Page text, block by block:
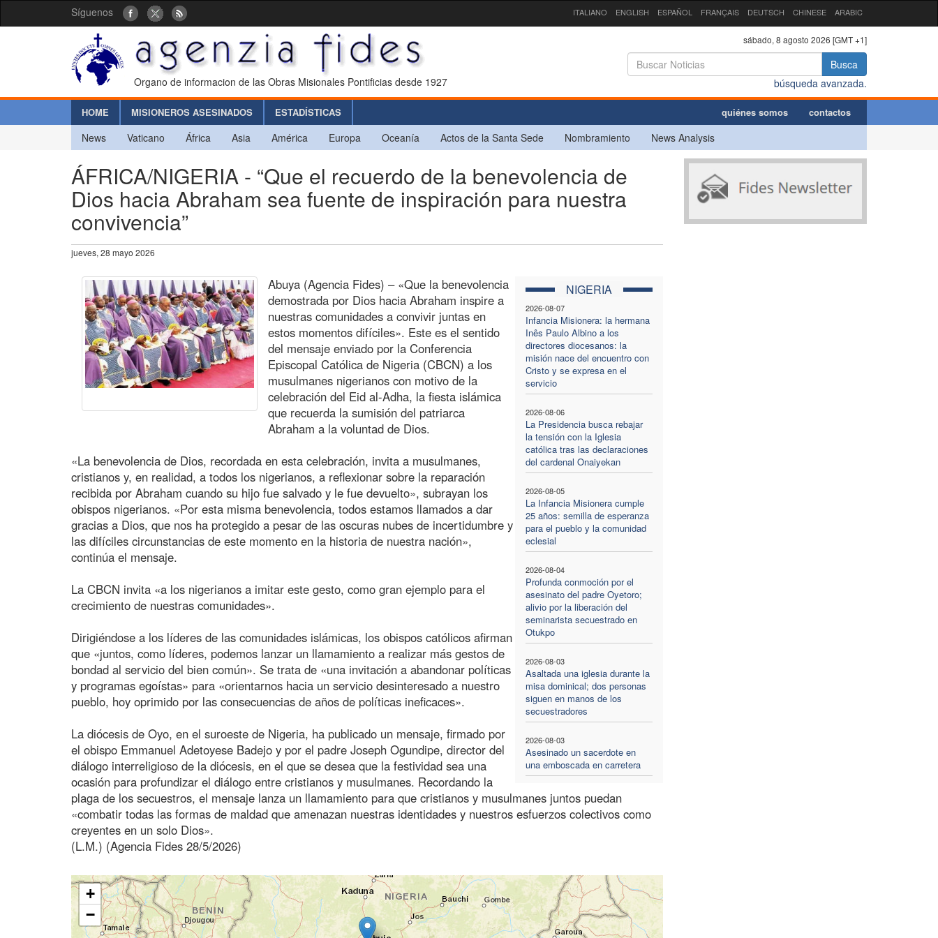
Síguenos ITALIANO ENGLISH ESPAÑOL FRANÇAIS DEUTSCH CHINESE ARABIC
Organo de informacion de las Obras Misionales Pontificias desde 1927
sábado, 8 agosto 2026 [GMT +1]
Busca
búsqueda avanzada.
HOME MISIONEROS ASESINADOS ESTADÍSTICAS quiénes somos contactos
News Vaticano África Asia América Europa Oceanía Actos de la Santa Sede Nombramiento News Analysis
ÁFRICA/NIGERIA - “Que el recuerdo de la benevolencia de
Dios hacia Abraham sea fuente de inspiración para nuestra
convivencia”
jueves, 28 mayo 2026
NIGERIA
2026-08-07
Infancia Misionera: la hermana
Inês Paulo Albino a los
directores diocesanos: la
misión nace del encuentro con
Cristo y se expresa en el
servicio
2026-08-06
La Presidencia busca rebajar
la tensión con la Iglesia
católica tras las declaraciones
del cardenal Onaiyekan
2026-08-05
La Infancia Misionera cumple
25 años: semilla de esperanza
para el pueblo y la comunidad
eclesial
2026-08-04
Profunda conmoción por el
asesinato del padre Oyetoro;
alivio por la liberación del
seminarista secuestrado en
Otukpo
2026-08-03
Asaltada una iglesia durante la
misa dominical; dos personas
siguen en manos de los
secuestradores
2026-08-03
Asesinado un sacerdote en
una emboscada en carretera
Abuya (Agencia Fides) – «Que la benevolencia
demostrada por Dios hacia Abraham inspire a
nuestras comunidades a convivir juntas en
estos momentos difíciles». Este es el sentido
del mensaje enviado por la Conferencia
Episcopal Católica de Nigeria (CBCN) a los
musulmanes nigerianos con motivo de la
celebración del Eid al-Adha, la fiesta islámica
que recuerda la sumisión del patriarca
Abraham a la voluntad de Dios.
«La benevolencia de Dios, recordada en esta celebración, invita a musulmanes,
cristianos y, en realidad, a todos los nigerianos, a reflexionar sobre la reparación
recibida por Abraham cuando su hijo fue salvado y le fue devuelto», subrayan los
obispos nigerianos. «Por esta misma benevolencia, todos estamos llamados a dar
gracias a Dios, que nos ha protegido a pesar de las oscuras nubes de incertidumbre y
las difíciles circunstancias de este momento en la historia de nuestra nación»,
continúa el mensaje.
La CBCN invita «a los nigerianos a imitar este gesto, como gran ejemplo para el
crecimiento de nuestras comunidades».
Dirigiéndose a los líderes de las comunidades islámicas, los obispos católicos afirman
que «juntos, como líderes, podemos lanzar un llamamiento a realizar más gestos de
bondad al servicio del bien común». Se trata de «una invitación a abandonar políticas
y programas egoístas» para «orientarnos hacia un servicio desinteresado a nuestro
pueblo, hoy oprimido por las consecuencias de años de políticas ineficaces».
La diócesis de Oyo, en el suroeste de Nigeria, ha publicado un mensaje, firmado por
el obispo Emmanuel Adetoyese Badejo y por el padre Joseph Ogundipe, director del
diálogo interreligioso de la diócesis, en el que se desea que la festividad sea una
ocasión para profundizar el diálogo entre cristianos y musulmanes. Recordando la
plaga de los secuestros, el mensaje lanza un llamamiento para que cristianos y musulmanes juntos puedan
«combatir todas las formas de maldad que amenazan nuestras identidades y nuestros esfuerzos colectivos como
creyentes en un solo Dios».
(L.M.) (Agencia Fides 28/5/2026)
+
−